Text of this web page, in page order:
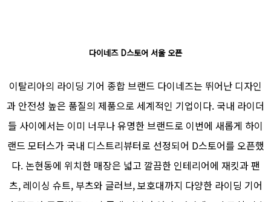
다이네즈 D스토어 서울 오픈
이탈리아의 라이딩 기어 종합 브랜드 다이네즈는 뛰어난 디자인
과 안전성 높은 품질의 제품으로 세계적인 기업이다. 국내 라이더
들 사이에서는 이미 너무나 유명한 브랜드로 이번에 새롭게 하이
랜드 모터스가 국내 디스트리뷰터로 선정되어 D스토어를 오픈했
다. 논현동에 위치한 매장은 넓고 깔끔한 인테리어에 재킷과 팬
츠, 레이싱 슈트, 부츠와 글러브, 보호대까지 다양한 라이딩 기어